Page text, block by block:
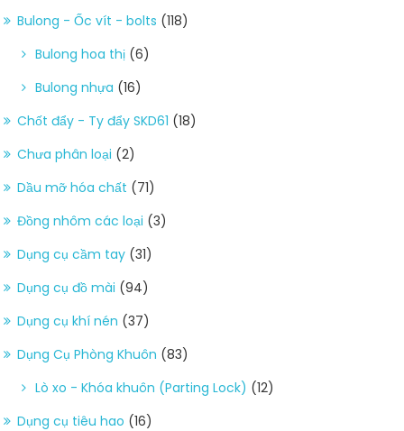
Bulong - Ốc vít - bolts (118)
Bulong hoa thị (6)
Bulong nhựa (16)
Chốt đẩy - Ty đẩy SKD61 (18)
Chưa phân loại (2)
Dầu mỡ hóa chất (71)
Đồng nhôm các loại (3)
Dụng cụ cầm tay (31)
Dụng cụ đồ mài (94)
Dụng cụ khí nén (37)
Dụng Cụ Phòng Khuôn (83)
Lò xo - Khóa khuôn (Parting Lock) (12)
Dụng cụ tiêu hao (16)